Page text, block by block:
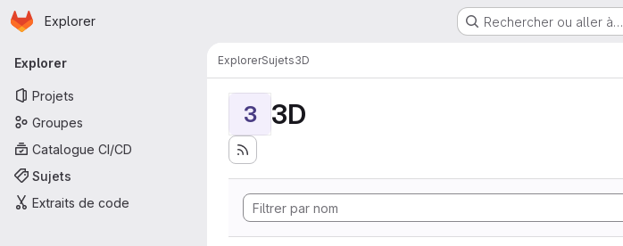
Passer au contenu principal
Page d'accueil
Explorer Rechercher ou aller à…
Navigation principale
Explorer
Projets
Groupes
Catalogue CI/CD
Sujets
Extraits de code
ExplorerSujets3D
3 3D